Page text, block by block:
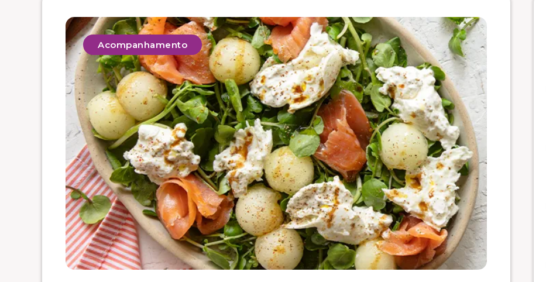
Acompanhamento